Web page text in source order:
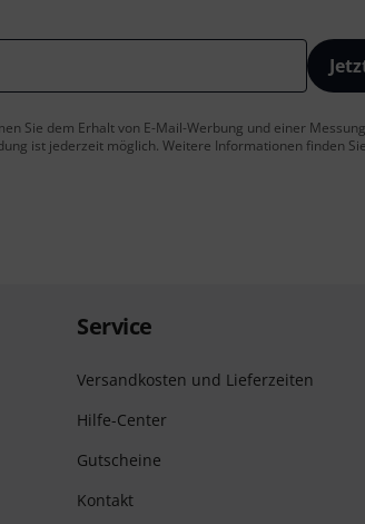
Sie dem Erhalt von E-Mail-Werbung und einer
ist jederzeit möglich. Weitere Informationen finden
Service
Versandkosten und Lieferzeiten
Hilfe-Center
Gutscheine
Kontakt